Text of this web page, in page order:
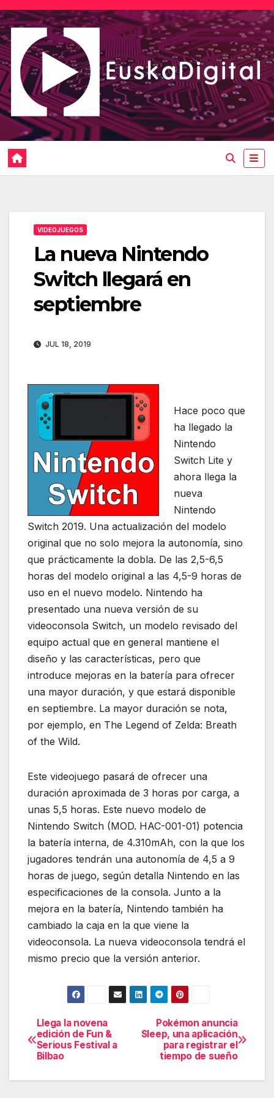
Saltar
al
contenido
VIDEOJUEGOS
La nueva Nintendo
Switch llegará en
septiembre
JUL 18, 2019
Hace poco que
ha llegado la
Nintendo
Switch Lite y
ahora llega la
nueva
Nintendo
Switch 2019. Una actualización del modelo
original que no solo mejora la autonomía, sino
que prácticamente la dobla. De las 2,5-6,5
horas del modelo original a las 4,5-9 horas de
uso en el nuevo modelo. Nintendo ha
presentado una nueva versión de su
videoconsola Switch, un modelo revisado del
equipo actual que en general mantiene el
diseño y las características, pero que
introduce mejoras en la batería para ofrecer
una mayor duración, y que estará disponible
en septiembre. La mayor duración se nota,
por ejemplo, en The Legend of Zelda: Breath
of the Wild.
Este videojuego pasará de ofrecer una
duración aproximada de 3 horas por carga, a
unas 5,5 horas. Este nuevo modelo de
Nintendo Switch (MOD. HAC-001-01) potencia
la batería interna, de 4.310mAh, con la que los
jugadores tendrán una autonomía de 4,5 a 9
horas de juego, según detalla Nintendo en las
especificaciones de la consola. Junto a la
mejora en la batería, Nintendo también ha
cambiado la caja en la que viene la
videoconsola. La nueva videoconsola tendrá el
mismo precio que la versión anterior.
Navegación
de
entradas
Pokémon anuncia
Sleep, una aplicación
para registrar el
tiempo de sueño
Llega la novena
edición de Fun &
Serious Festival a
Bilbao